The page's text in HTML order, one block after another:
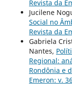
Revista da
Jucilene
Social no
Revista da
Gabriela
Nantes,
Regional:
Rondônia e
Emeron: v.